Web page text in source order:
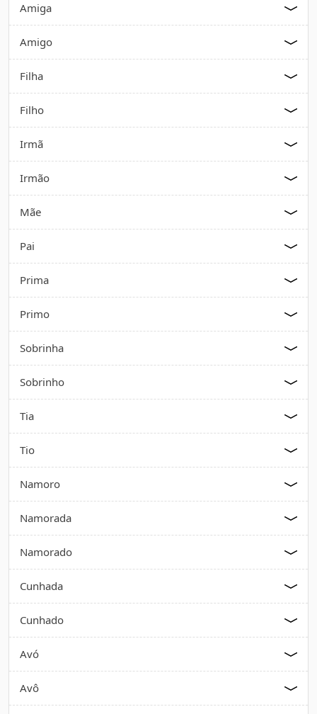
Amiga
Amigo
Filha
Filho
Irmã
Irmão
Mãe
Pai
Prima
Primo
Sobrinha
Sobrinho
Tia
Tio
Namoro
Namorada
Namorado
Cunhada
Cunhado
Avó
Avô